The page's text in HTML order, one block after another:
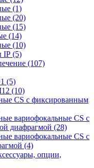
(1)
(20)
(15)
(14)
(10)
IP (5)
(107)
(5)
(10)
CS c фиксированным
вариофокальные CS c
диафрагмой (28)
вариофокальные CS c
(4)
опции,